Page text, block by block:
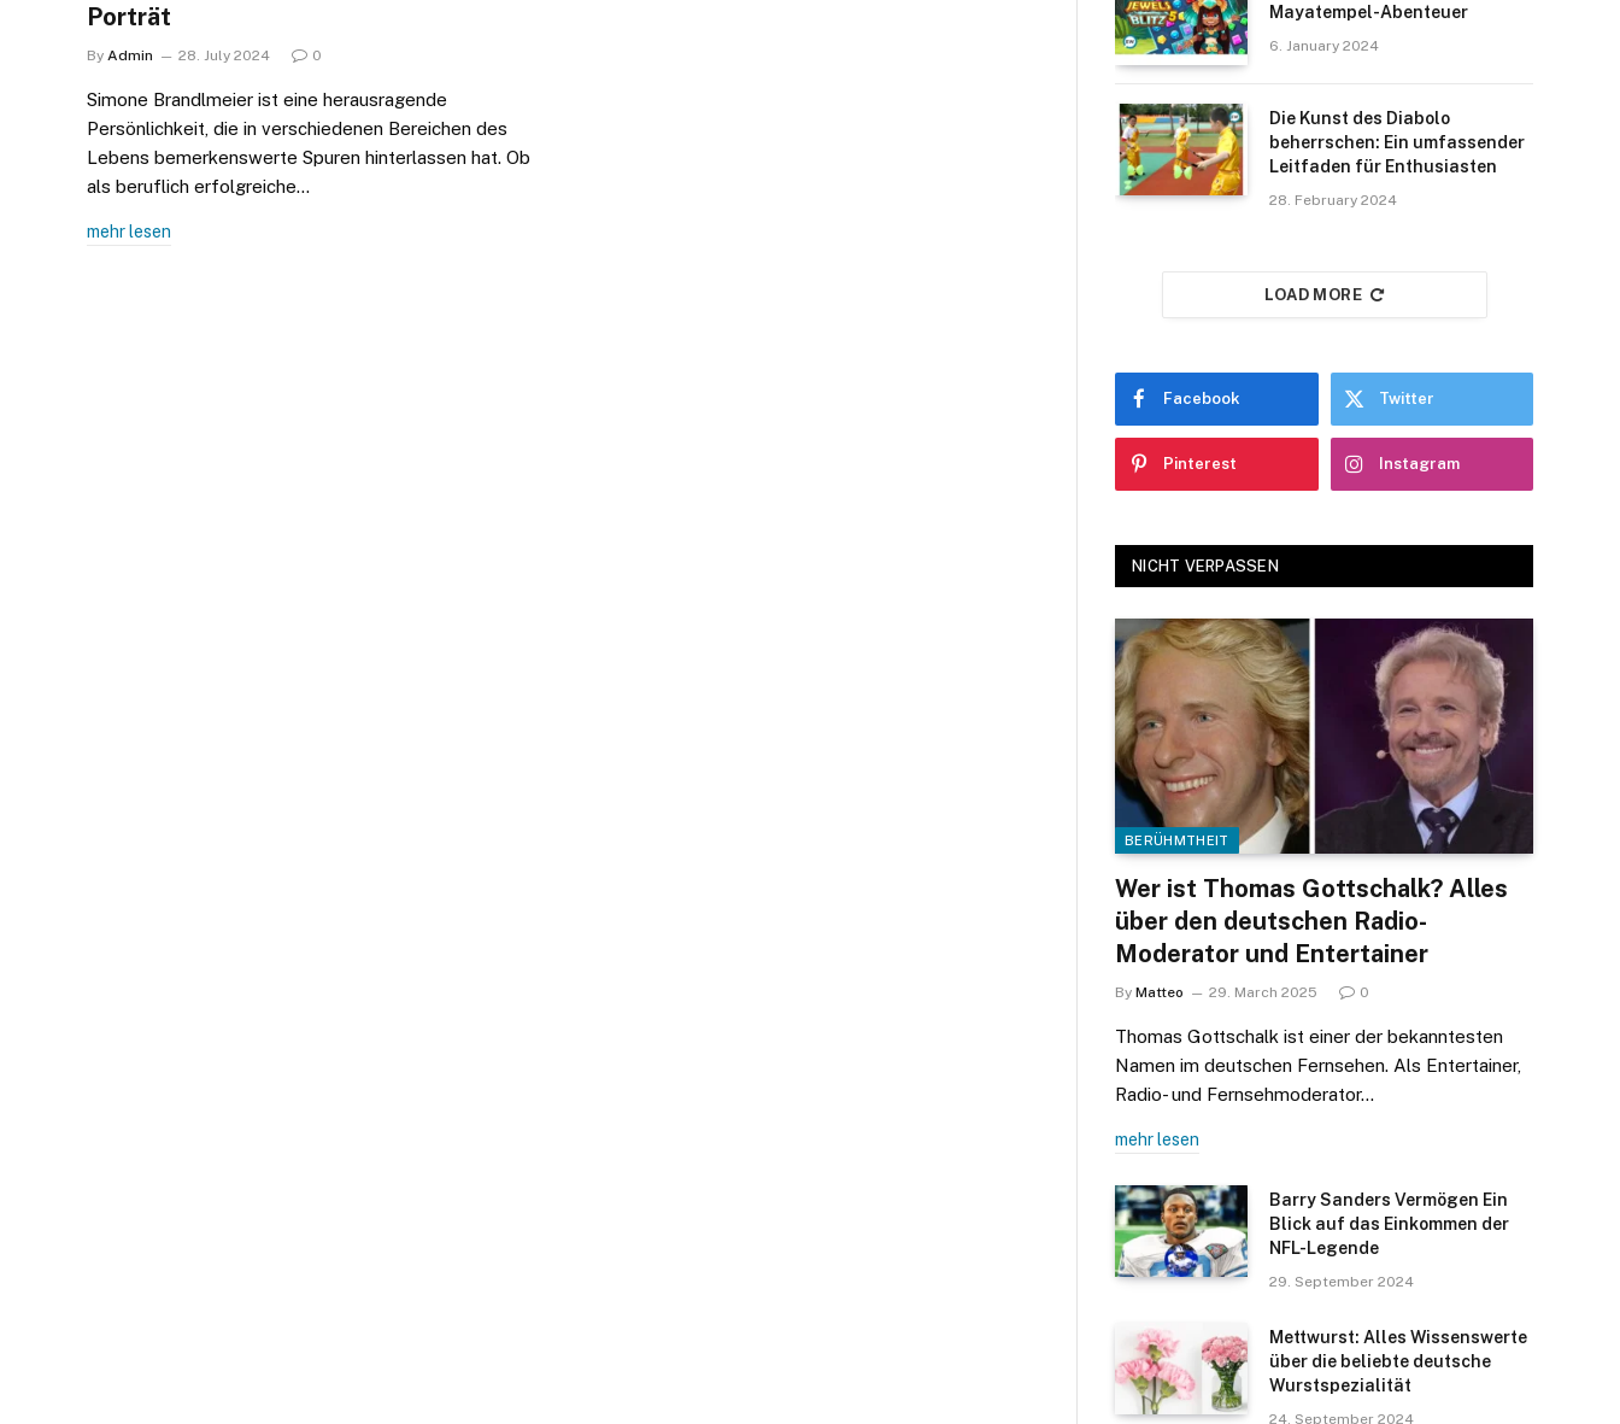
Porträt
By Admin 28. July 2024 0
Simone Brandlmeier ist eine herausragende
Persönlichkeit, die in verschiedenen Bereichen des
Lebens bemerkenswerte Spuren hinterlassen hat. Ob
als beruflich erfolgreiche…
mehr lesen
Mayatempel-Abenteuer
6. January 2024
Die Kunst des Diabolo
beherrschen: Ein umfassender
Leitfaden für Enthusiasten
28. February 2024
LOAD MORE
Facebook Twitter
Pinterest Instagram
NICHT VERPASSEN
BERÜHMTHEIT
Wer ist Thomas Gottschalk? Alles
über den deutschen Radio-
Moderator und Entertainer
By Matteo 29. March 2025 0
Thomas Gottschalk ist einer der bekanntesten
Namen im deutschen Fernsehen. Als Entertainer,
Radio- und Fernsehmoderator…
mehr lesen
Barry Sanders Vermögen Ein
Blick auf das Einkommen der
NFL-Legende
29. September 2024
Mettwurst: Alles Wissenswerte
über die beliebte deutsche
Wurstspezialität
24. September 2024